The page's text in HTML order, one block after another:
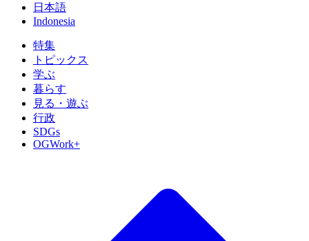
日本語
Indonesia
特集
トピックス
学ぶ
暮らす
見る・遊ぶ
行政
SDGs
OGWork+